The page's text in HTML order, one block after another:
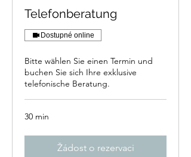
Telefonberatung
Dostupné online
Bitte wählen Sie einen Termin und
buchen Sie sich Ihre exklusive
telefonische Beratung.
30 min
Žádost o rezervaci